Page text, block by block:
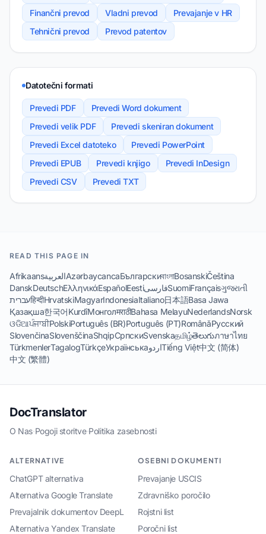
Finančni prevod
Vladni prevod
Prevajanje v HR
Tehnični prevod
Prevod patentov
Datotečni formati
Prevedi PDF
Prevedi Word dokument
Prevedi velik PDF
Prevedi skeniran dokument
Prevedi Excel datoteko
Prevedi PowerPoint
Prevedi EPUB
Prevedi knjigo
Prevedi InDesign
Prevedi CSV
Prevedi TXT
READ THIS PAGE IN
AfrikaansالعربيةAzərbaycancaБългарскиবাংলাBosanskiČeština
DanskDeutschΕλληνικάEspañolEestiفارسیSuomiFrançaisગુજરાતી
עבריתहिन्दीHrvatskiMagyarIndonesiaItaliano日本語Basa Jawa
Қазақша한국어KurdîМонголमराठीBahasa MelayuNederlandsNorsk
ଓଡିଆਪੰਜਾਬੀPolskiPortuguês (BR)Português (PT)RomânăРусский
SlovenčinaSlovenščinaShqipСрпскиSvenskaதமிழ்తెలుగుภาษาไทย
TürkmenlerTagalogTürkçeУкраїнськаاردوTiếng Việt中文 (简体)
中文 (繁體)
DocTranslator
O Nas·Pogoji storitve·Politika zasebnosti
ALTERNATIVE
ChatGPT alternativa
Alternativa Google Translate
Prevajalnik dokumentov DeepL
Alternativa Yandex Translate
OSEBNI DOKUMENTI
Prevajanje USCIS
Zdravniško poročilo
Rojstni list
Poročni list